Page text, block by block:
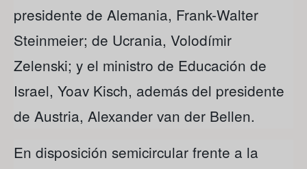
presidente de Alemania, Frank-Walter
Steinmeier; de Ucrania, Volodímir
Zelenski; y el ministro de Educación de
Israel, Yoav Kisch, además del presidente
de Austria, Alexander van der Bellen.
En disposición semicircular frente a la